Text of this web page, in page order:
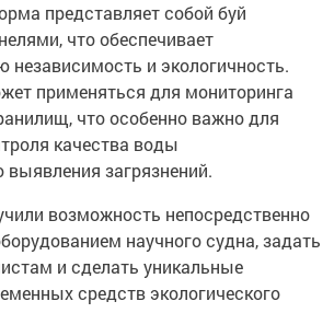
представляет собой буй
что обеспечивает
независимость и экологичность.
применяться для мониторинга
что особенно важно для
качества воды
выявления загрязнений.
возможность непосредственно
научного судна, задать
и сделать уникальные
средств экологического